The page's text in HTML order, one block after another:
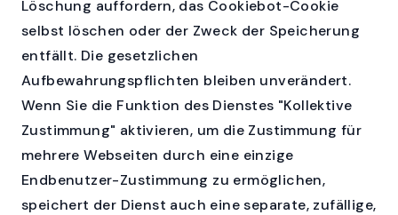
Löschung auffordern, das Cookiebot-Cookie
selbst löschen oder der Zweck der Speicherung
entfällt. Die gesetzlichen
Aufbewahrungspflichten bleiben unverändert.
Wenn Sie die Funktion des Dienstes "Kollektive
Zustimmung" aktivieren, um die Zustimmung für
mehrere Webseiten durch eine einzige
Endbenutzer-Zustimmung zu ermöglichen,
speichert der Dienst auch eine separate, zufällige,